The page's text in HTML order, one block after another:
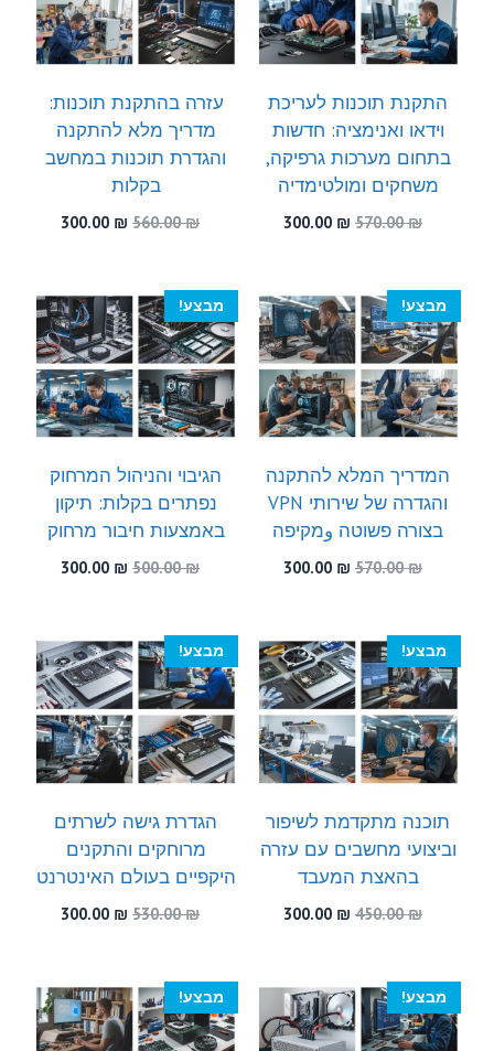
התקנת תוכנות לעריכת
וידאו ואנימציה: חדשות
בתחום מערכות גרפיקה,
משחקים ומולטימדיה
570.00₪
המחיר
570.00 ₪.
300.00 ₪
300.00 ₪.
עזרה בהתקנת תוכנות:
מדריך מלא להתקנה
והגדרת תוכנות במחשב
בקלות
560.00₪
המחיר
560.00 ₪.
300.00 ₪
המחיר
300.00 ₪.
מבצע!
המדריך המלא להתקנה
והגדרה של שירותי VPN
בצורה פשוטה وמקיפה
570.00₪
המחיר
570.00 ₪.
300.00 ₪
300.00 ₪.
מבצע!
הגיבוי והניהול המרחוק
נפתרים בקלות: תיקון
באמצעות חיבור מרחוק
500.00₪
המחיר
500.00 ₪.
300.00 ₪
המחיר
300.00 ₪.
מבצע!
תוכנה מתקדמת לשיפור
וביצועי מחשבים עם עזרה
בהאצת המעבד
450.00₪
המחיר
450.00 ₪.
300.00 ₪
300.00 ₪.
מבצע!
הגדרת גישה לשרתים
מרוחקים והתקנים
היקפיים בעולם האינטרנט
530.00₪
המחיר
530.00 ₪.
300.00 ₪
המחיר
300.00 ₪.
מבצע! מבצע!